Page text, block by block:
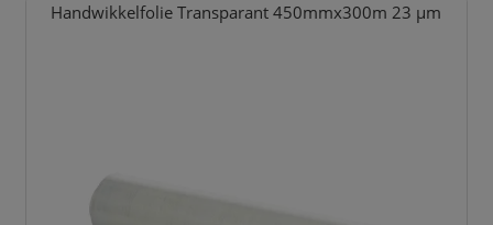
Handwikkelfolie Transparant 450mmx300m 23 µm